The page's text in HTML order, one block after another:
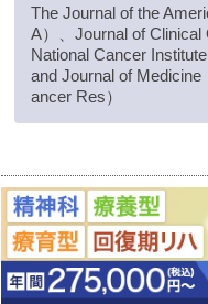
The Journal of the
A）、Journal of
National Cancer
and Journal of
ancer Res）